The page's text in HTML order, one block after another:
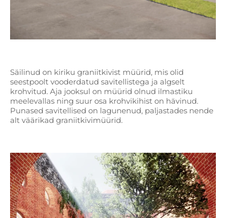
Säilinud on kiriku graniitkivist müürid, mis olid
seestpoolt vooderdatud savitellistega ja algselt
krohvitud. Aja jooksul on müürid olnud ilmastiku
meelevallas ning suur osa krohvikihist on hävinud.
Punased savitellised on lagunenud, paljastades nende
alt väärikad graniitkivimüürid.